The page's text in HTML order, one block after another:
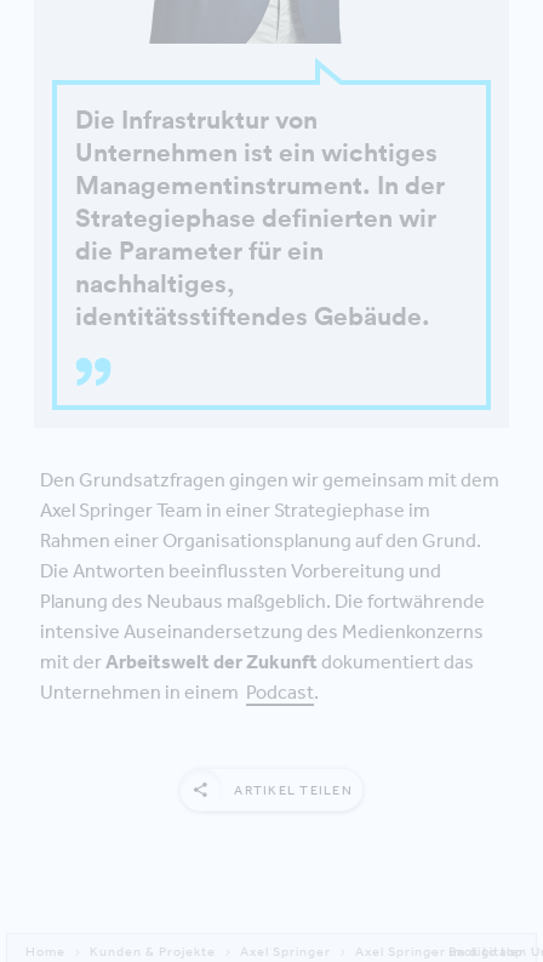
Die Infrastruktur von
Unternehmen ist ein wichtiges
Managementinstrument. In der
Strategiephase definierten wir
die Parameter für ein
nachhaltiges,
identitätsstiftendes Gebäude.
Den Grundsatzfragen gingen wir gemeinsam mit dem
Axel Springer Team in einer Strategiephase im
Rahmen einer Organisationsplanung auf den Grund.
Die Antworten beeinflussten Vorbereitung und
Planung des Neubaus maßgeblich. Die fortwährende
intensive Auseinandersetzung des Medienkonzerns
mit der Arbeitswelt der Zukunft dokumentiert das
Unternehmen in einem Podcast.
ARTIKEL TEILEN
Home Kunden & Projekte Axel Springer Axel Springer im digitalen
Back to top